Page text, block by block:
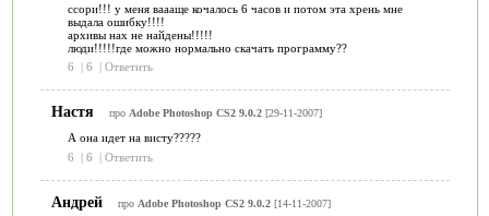
ссори!!! у меня ваааще кочалось 6 часов и потом эта хрень мне
выдала ошибку!!!!
архивы нах не найдены!!!!!
люди!!!!!где можно нормально скачать программу??
6
| 6 | Ответить
Настя про Adobe Photoshop CS2 9.0.2[29-11-2007]
А она идет на висту?????
6
| 6 | Ответить
Андрей про Adobe Photoshop CS2 9.0.2[14-11-2007]